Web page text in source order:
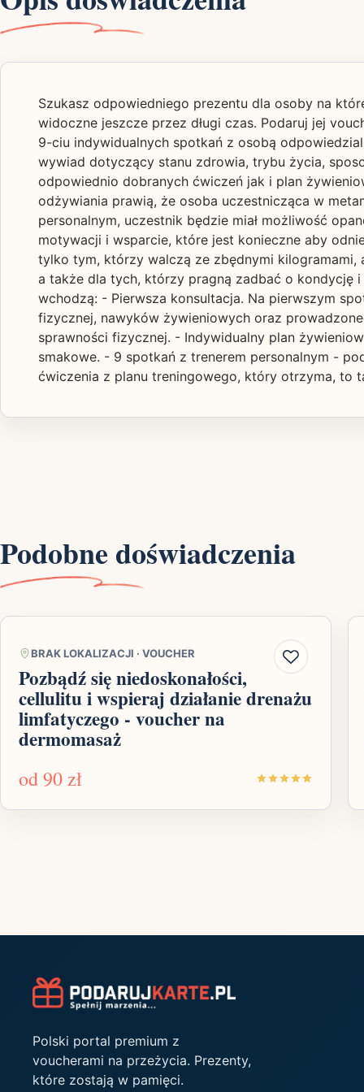
Szukasz odpowiedniego prezentu dla osoby na
widoczne jeszcze przez długi czas. Podaruj jej
9-ciu indywidualnych spotkań z osobą
wywiad dotyczący stanu zdrowia, trybu życia,
odpowiednio dobranych ćwiczeń jak i plan
odżywiania prawią, że osoba uczestnicząca w
personalnym, uczestnik będzie miał możliwość
motywacji i wsparcie, które jest konieczne aby
tylko tym, którzy walczą ze zbędnymi
a także dla tych, którzy pragną zadbać o kondycję
wchodzą: - Pierwsza konsultacja. Na pierwszym
fizycznej, nawyków żywieniowych oraz
sprawności fizycznej. - Indywidualny plan
smakowe. - 9 spotkań z trenerem personalnym -
ćwiczenia z planu treningowego, który otrzyma, to
Podobne doświadczenia
BRAK LOKALIZACJI · VOUCHER
Pozbądź się niedoskonałości,
cellulitu i wspieraj działanie drenażu
limfatyczego - voucher na
dermomasaż
od90 zł
Polski portal premium z
voucherami na przeżycia. Prezenty,
które zostają w pamięci.